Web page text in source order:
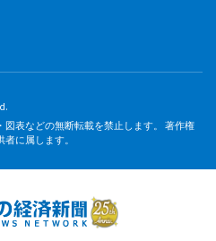
表などの無断転載を禁止します。 著作権
に属します。